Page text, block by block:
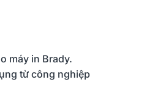
máy in Brady.
từ công nghiệp